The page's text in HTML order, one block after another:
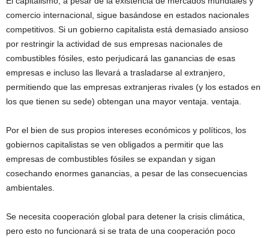
comercio internacional, sigue basándose en estados nacionales
competitivos. Si un gobierno capitalista está demasiado ansioso
por restringir la actividad de sus empresas nacionales de
combustibles fósiles, esto perjudicará las ganancias de esas
empresas e incluso las llevará a trasladarse al extranjero,
permitiendo que las empresas extranjeras rivales (y los estados en
los que tienen su sede) obtengan una mayor ventaja. ventaja.
Por el bien de sus propios intereses económicos y políticos, los
gobiernos capitalistas se ven obligados a permitir que las
empresas de combustibles fósiles se expandan y sigan
cosechando enormes ganancias, a pesar de las consecuencias
ambientales.
Se necesita cooperación global para detener la crisis climática,
pero esto no funcionará si se trata de una cooperación poco